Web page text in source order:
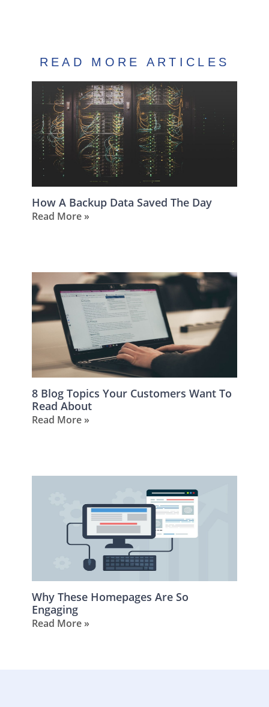
READ MORE ARTICLES
How A Backup Data Saved The Day
Read More »
8 Blog Topics Your Customers Want To
Read About
Read More »
Why These Homepages Are So
Engaging
Read More »